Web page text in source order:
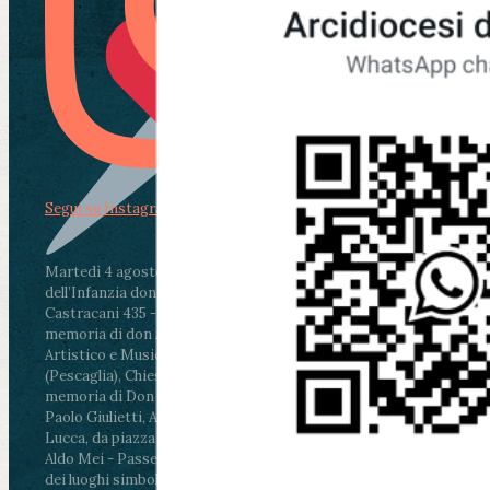
Martedì 4 agosto2026
ore 11:30 - Lucca, Scuola
dell’Infanzia don Aldo Mei - Viale Castruccio
Castracani 435 - Inaugurazione murales in
memoria di don Aldo Mei curato dal Liceo
Artistico e Musicale “Passaglia”
ore 18 - Fiano
(Pescaglia), Chiesa parrocchiale - Messa in
memoria di Don Aldo Mei celebrata da mons.
Paolo Giulietti, Arcivescovo di Lucca
ore 20.30 -
Lucca, da piazza San Michele al Cippo di don
Aldo Mei - Passeggiata della Memoria in alcuni
dei luoghi simbolo della città. Ritrovo alle ore
Segui su Instagram